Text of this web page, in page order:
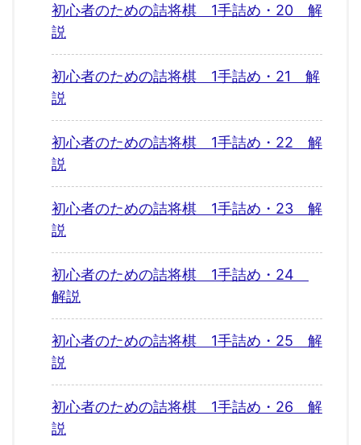
初心者のための詰将棋 1手詰め・20 解
説
初心者のための詰将棋 1手詰め・21 解
説
初心者のための詰将棋 1手詰め・22 解
説
初心者のための詰将棋 1手詰め・23 解
説
初心者のための詰将棋 1手詰め・24
解説
初心者のための詰将棋 1手詰め・25 解
説
初心者のための詰将棋 1手詰め・26 解
説